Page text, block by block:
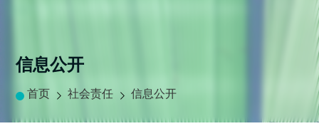
信息公开
首页 社会责任 信息公开